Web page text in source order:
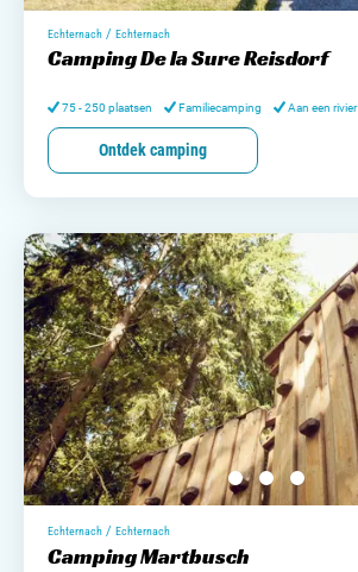
Echternach / Echternach
Camping De la Sure Reisdorf
75 - 250 plaatsen Familiecamping Aan een rivier
Ontdek camping
Echternach / Echternach
Camping Martbusch